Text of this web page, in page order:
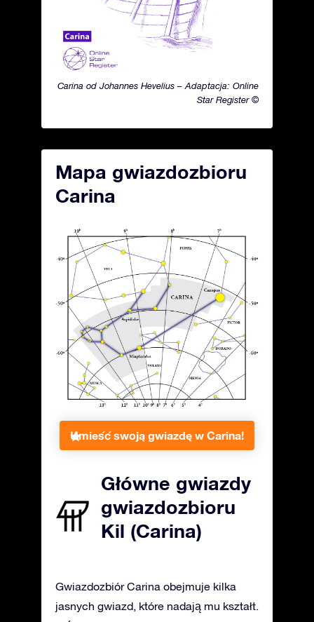
Carina od Johannes Hevelius – Adaptacja: Online
Star Register ©
Mapa gwiazdozbioru
Carina
Umieść swoją gwiazdę w Carina!
Główne gwiazdy
gwiazdozbioru
Kil (Carina)
Gwiazdozbiór Carina obejmuje kilka
jasnych gwiazd, które nadają mu kształt.